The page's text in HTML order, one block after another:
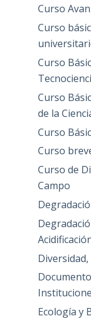
Curso
Curso
Curso
Curso
de la
Curso
Curso
Curso de
Campo
Ecología y